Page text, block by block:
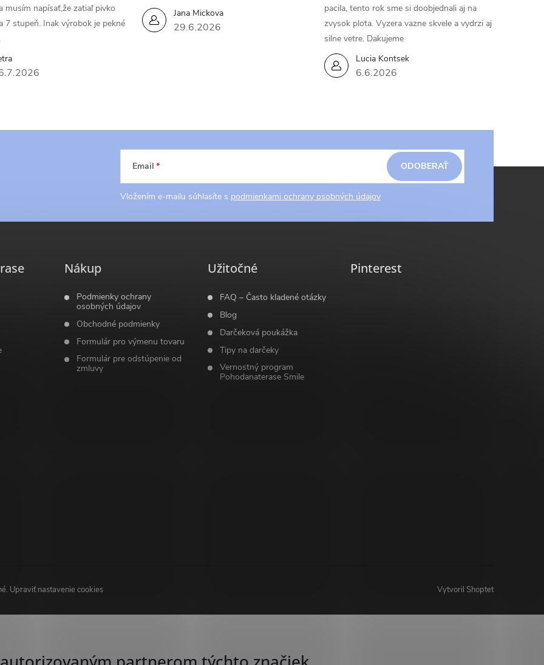
musím napísať,že zatiaľ pivko
7 stupeň. Inak výrobok je pekné
Jana Mickova
29.6.2026
Lucia Kontsek
6.6.2026
pacila, tento rok sme si doobjednali aj na
zvysok plota. Vyzera vazne skvele a vydrzi aj
silne vetre. Dakujeme
Email
Vložením e-mailu súhlasíte s podmienkami ochrany osobných údajov
ODOBERAŤ
Nákup
Podmienky ochrany
osobných údajov
Obchodné podmienky
Formulár pro výmenu tovaru
Formulár pre odstúpenie od
zmluvy
Užitočné
FAQ – Často kladené otázky
Blog
Darčeková poukážka
Tipy na darčeky
Vernostný program
Pohodanaterase Smile
Pinterest
Vytvoril Shoptet
Upraviť nastavenie cookies